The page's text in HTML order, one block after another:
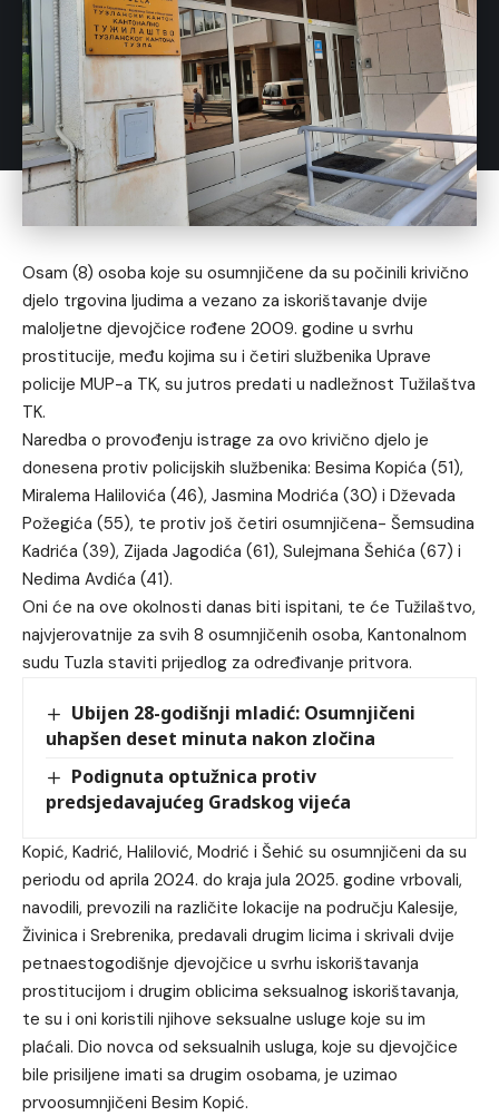
Osam (8) osoba koje su osumnjičene da su počinili krivično
djelo trgovina ljudima a vezano za iskorištavanje dvije
maloljetne djevojčice rođene 2009. godine u svrhu
prostitucije, među kojima su i četiri službenika Uprave
policije MUP-a TK, su jutros predati u nadležnost Tužilaštva
TK.
Naredba o provođenju istrage za ovo krivično djelo je
donesena protiv policijskih službenika: Besima Kopića (51),
Miralema Halilovića (46), Jasmina Modrića (30) i Dževada
Požegića (55), te protiv još četiri osumnjičena- Šemsudina
Kadrića (39), Zijada Jagodića (61), Sulejmana Šehića (67) i
Nedima Avdića (41).
Oni će na ove okolnosti danas biti ispitani, te će Tužilaštvo,
najvjerovatnije za svih 8 osumnjičenih osoba, Kantonalnom
sudu Tuzla staviti prijedlog za određivanje pritvora.
Ubijen 28-godišnji mladić: Osumnjičeni
uhapšen deset minuta nakon zločina
Podignuta optužnica protiv
predsjedavajućeg Gradskog vijeća
Kopić, Kadrić, Halilović, Modrić i Šehić su osumnjičeni da su
periodu od aprila 2024. do kraja jula 2025. godine vrbovali,
navodili, prevozili na različite lokacije na području Kalesije,
Živinica i Srebrenika, predavali drugim licima i skrivali dvije
petnaestogodišnje djevojčice u svrhu iskorištavanja
prostitucijom i drugim oblicima seksualnog iskorištavanja,
te su i oni koristili njihove seksualne usluge koje su im
plaćali. Dio novca od seksualnih usluga, koje su djevojčice
bile prisiljene imati sa drugim osobama, je uzimao
prvoosumnjičeni Besim Kopić.